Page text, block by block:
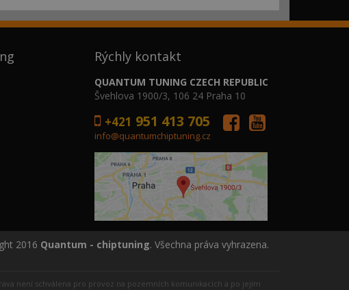
Rýchly kontakt
QUANTUM TUNING CZECH REPUBLIC
Švehlova 1900/3, 106 24 Praha 10
+421 951 413 705
info@quantumchiptuning.cz
2016 Quantum - chiptuning. Všechna práva vyhrazena.
není schválena pro provoz na pozemních komunikacích a po jejím